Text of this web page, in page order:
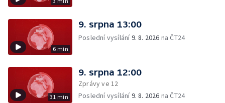
6 min
9. srpna 13:00
Poslední vysílání9. 8. 2026 na ČT24
31 min
9. srpna 12:00
Zprávy ve 12
Poslední vysílání9. 8. 2026 na ČT24